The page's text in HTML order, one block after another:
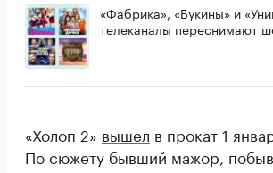
«Фабрика», «Букины» и
телеканалы переснимают
«Холоп 2» вышел в прокат 1
По сюжету бывший мажор,